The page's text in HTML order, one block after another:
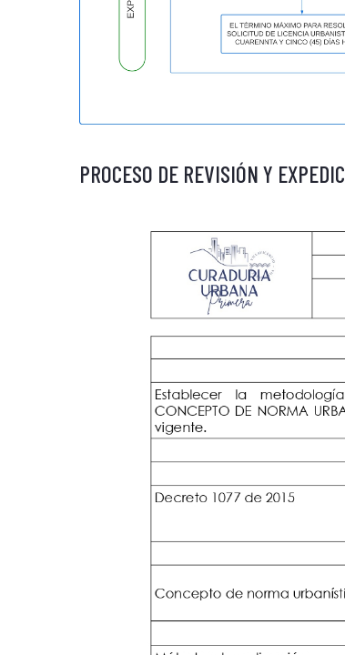
PROCESO DE REVISIÓN Y